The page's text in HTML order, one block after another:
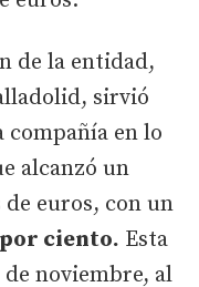
de la entidad,
sirvió
compañía en lo
alcanzó un
euros, con un
ciento. Esta
noviembre, al